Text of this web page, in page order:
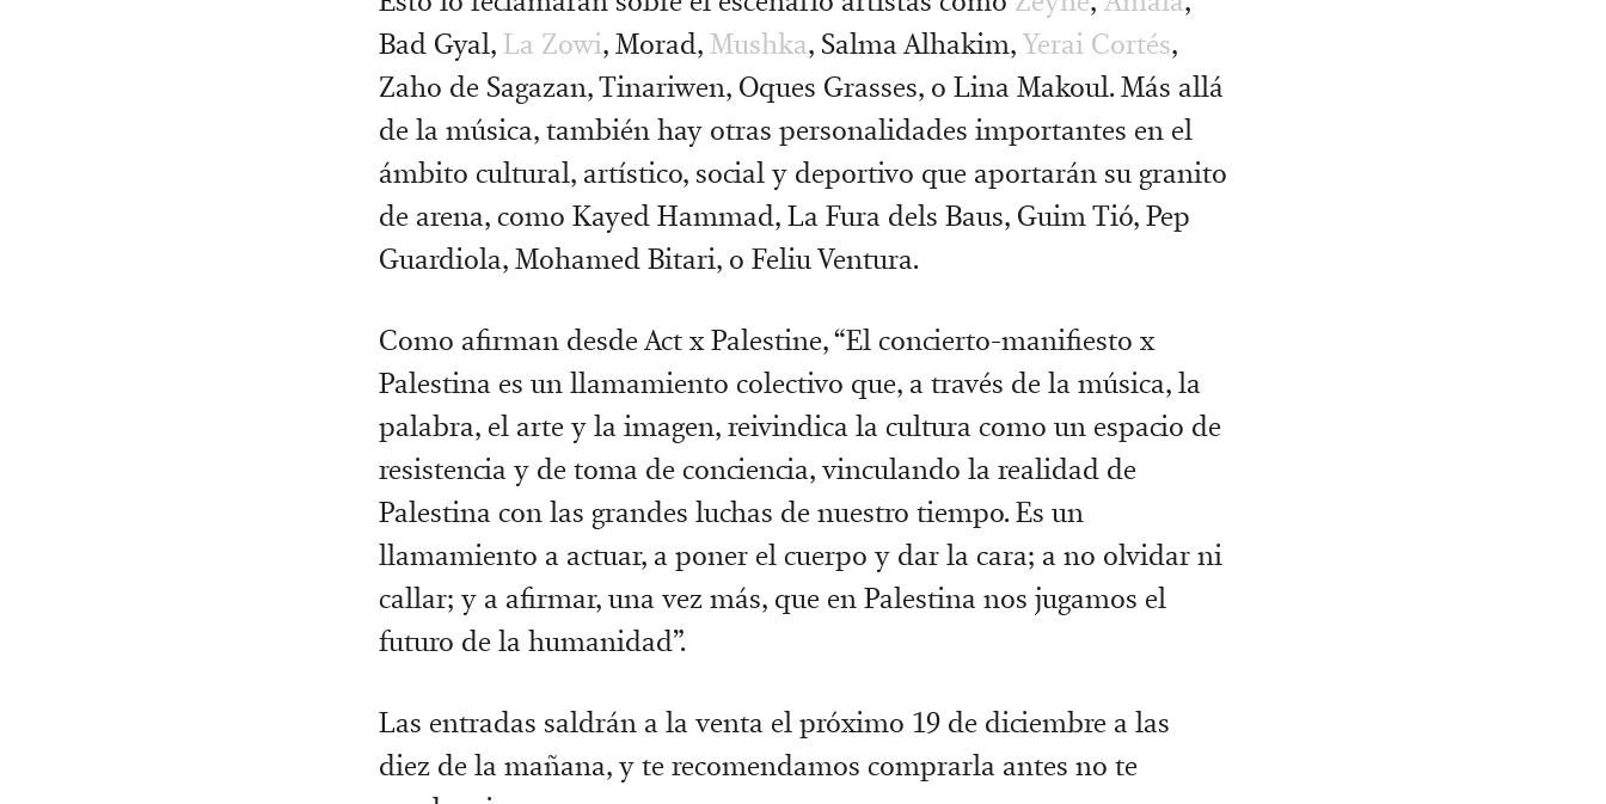
Bad Gyal, La Zowi, Morad, Mushka, Salma Alhakim, Yerai Cortés,
Zaho de Sagazan, Tinariwen, Oques Grasses, o Lina Makoul. Más allá
de la música, también hay otras personalidades importantes en el
ámbito cultural, artístico, social y deportivo que aportarán su granito
de arena, como Kayed Hammad, La Fura dels Baus, Guim Tió, Pep
Guardiola, Mohamed Bitari, o Feliu Ventura.
Como afirman desde Act x Palestine, “El concierto-manifiesto x
Palestina es un llamamiento colectivo que, a través de la música, la
palabra, el arte y la imagen, reivindica la cultura como un espacio de
resistencia y de toma de conciencia, vinculando la realidad de
Palestina con las grandes luchas de nuestro tiempo. Es un
llamamiento a actuar, a poner el cuerpo y dar la cara; a no olvidar ni
callar; y a afirmar, una vez más, que en Palestina nos jugamos el
futuro de la humanidad”.
Las entradas saldrán a la venta el próximo 19 de diciembre a las
diez de la mañana, y te recomendamos comprarla antes no te